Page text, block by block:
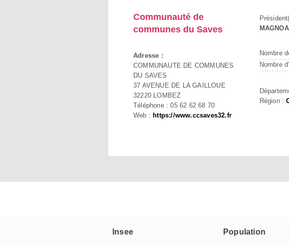
Communauté de
communes du Saves
Adresse :
COMMUNAUTE DE COMMUNES
DU SAVES
37 AVENUE DE LA GAILLOUE
32220 LOMBEZ
Téléphone : 05 62 62 68 70
Web : https://www.ccsaves32.fr
Nombre
Nombre
Région :
Insee Population